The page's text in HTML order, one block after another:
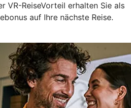
VR-ReiseVorteil erhalten Sie als
auf Ihre nächste Reise.